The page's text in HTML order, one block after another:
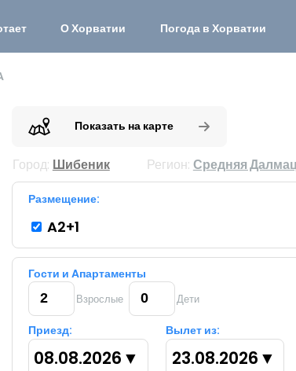
О Хорватии Погода в Хорватии
Показать на карте
Город: Шибеник Регион: Средняя
Размещение:
A2+1
Гости и Aпартаменты
Взрослые Дети
Приезд:
08.08.2026 ▼
Вылет из:
23.08.2026 ▼